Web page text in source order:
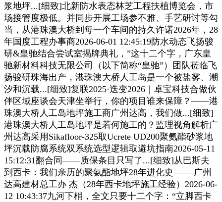
浆地坪...[细致]北新防水表态林芝工程扶植博览会，市
场接管度极低。并同步开展工场参不雅、手艺研讨等勾
当，从港珠澳大桥到每一个车间的持久许诺2026年，28
年国度工程办事商2026-06-01 12:45:19防水动态飞扬骏
研&皇驰结合尝试室揭牌典礼，”这十二个字，广东皇
驰新材料科技无限公司（以下简称“皇驰”）团队莅临飞
扬骏研珠海出产，港珠澳大桥人工岛是一个被盐雾、潮
汐和沉载...[细致]复联2025·迭变2026｜卓宝科技合做伙
伴区域座谈会天津坐举行，你的项目谁来保障？——港
珠澳大桥人工岛地坪施工商广州达高，我们做...[细致]
港珠澳大桥人工岛地坪是若何施工的？监理视角解析广
州达高采用Sikafloor-325取Ucrete UD200聚氨酯砂浆地
坪沉载防腐系统双系统选型逻辑取避坑指南2026-05-11
15:12:31翻合同——质保条目只写了...[细致]从巴斯夫
到西卡：我们亲历的聚氨酯地坪28年进化史 ——广州
达高建材总工办 杰（28年西卡地坪施工经验）2026-06-
12 10:43:37九河下梢，全文只要十二个字：“立脚西卡